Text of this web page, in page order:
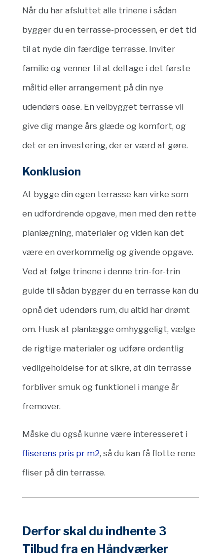
Når du har afsluttet alle trinene i sådan
bygger du en terrasse-processen, er det tid
til at nyde din færdige terrasse. Inviter
familie og venner til at deltage i det første
måltid eller arrangement på din nye
udendørs oase. En velbygget terrasse vil
give dig mange års glæde og komfort, og
det er en investering, der er værd at gøre.
Konklusion
At bygge din egen terrasse kan virke som
en udfordrende opgave, men med den rette
planlægning, materialer og viden kan det
være en overkommelig og givende opgave.
Ved at følge trinene i denne trin-for-trin
guide til sådan bygger du en terrasse kan du
opnå det udendørs rum, du altid har drømt
om. Husk at planlægge omhyggeligt, vælge
de rigtige materialer og udføre ordentlig
vedligeholdelse for at sikre, at din terrasse
forbliver smuk og funktionel i mange år
fremover.
Måske du også kunne være interesseret i
fliserens pris pr m2, så du kan få flotte rene
fliser på din terrasse.
Derfor skal du indhente 3
Tilbud fra en Håndværker